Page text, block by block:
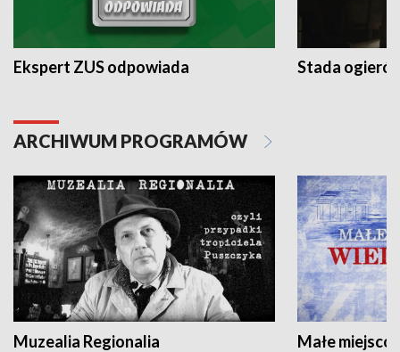
Ekspert ZUS odpowiada Stada
ARCHIWUM PROGRAMÓW
Muzealia Regionalia Małe